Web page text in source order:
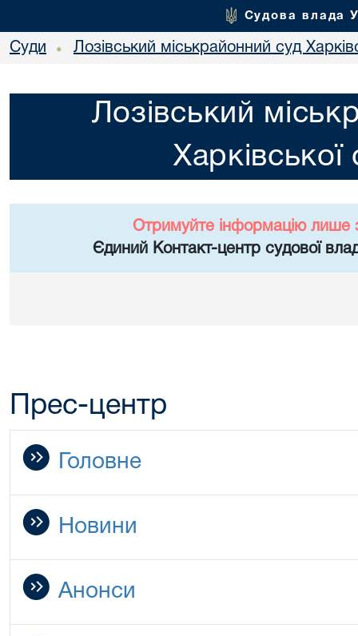
Судова влада
Суди • Лозівський міськрайонний суд
Лозівський
Харківської
Отримуйте інформацію лише
Єдиний Контакт-центр судової
Прес-центр
Головне
Новини
Анонси